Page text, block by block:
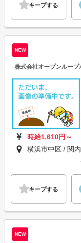
キープする
NEW
株式会社オープンループ
時給1,610円～
横浜市中区 / 関
キープする
NEW